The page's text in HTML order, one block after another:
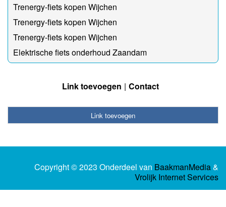
Trenergy-fiets kopen Wijchen
Trenergy-fiets kopen Wijchen
Trenergy-fiets kopen Wijchen
Elektrische fiets onderhoud Zaandam
Link toevoegen Contact
Link toevoegen
Copyright © 2023 Onderdeel van BaakmanMedia&
Vrolijk Internet Services